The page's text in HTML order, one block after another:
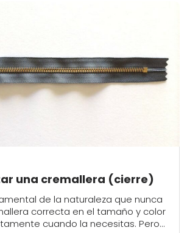
una cremallera (cierre)
de la naturaleza que nunca
correcta en el tamaño y color
cuando la necesitas. Pero